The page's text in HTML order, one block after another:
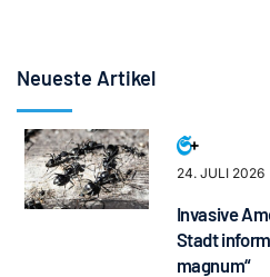
Neueste Artikel
24. JULI 2026
Invasive
Stadt
magnum“